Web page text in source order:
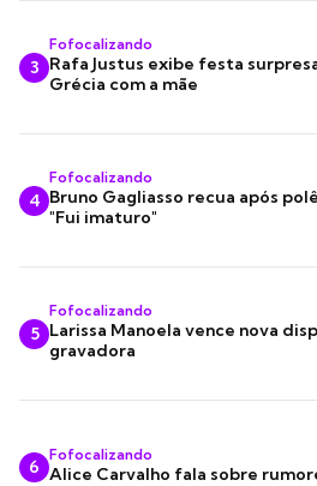
3
Fofocalizando
Rafa Justus exibe festa
Grécia com a mãe
4
Fofocalizando
Bruno Gagliasso recua após
"Fui imaturo"
5
Fofocalizando
Larissa Manoela vence nova
gravadora
6
Fofocalizando
Alice Carvalho fala sobre